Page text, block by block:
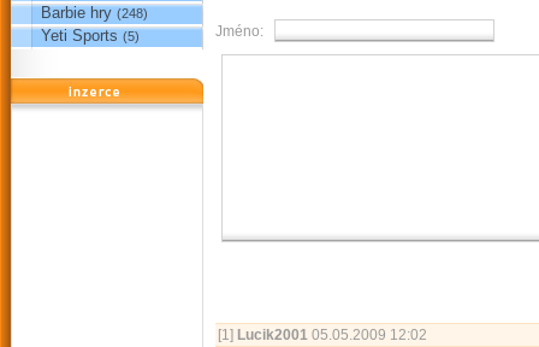
Barbie hry (248)
Yeti Sports (5)
reklama
Jméno:
[1] Lucik2001 05.05.2009 12:02